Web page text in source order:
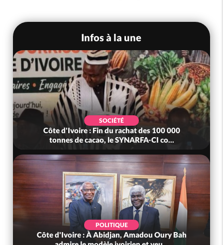
Infos à la une
SOCIÉTÉ
Côte d'Ivoire : Fin du rachat des 100 000
tonnes de cacao, le SYNARFA-CI co...
POLITIQUE
Côte d'Ivoire : À Abidjan, Amadou Oury Bah